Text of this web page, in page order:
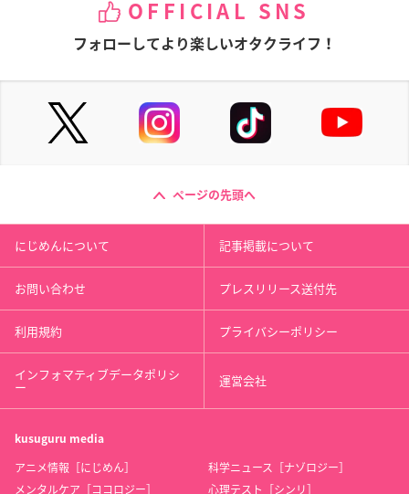
OFFICIAL SNS
フォローしてより楽しいオタクライフ！
ページの先頭へ
にじめんについて 記事掲載について
お問い合わせ プレスリリース送付先
利用規約 プライバシーポリシー
インフォマティブデータポリシ
ー 運営会社
kusuguru media
アニメ情報［にじめん］
科学ニュース［ナゾロジー］
メンタルケア［ココロジー］
心理テスト［シンリ］